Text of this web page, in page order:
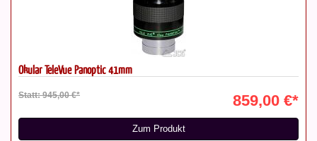
Okular TeleVue Panoptic 41mm
Statt: 945,00 €* 859,00 €*
Zum Produkt